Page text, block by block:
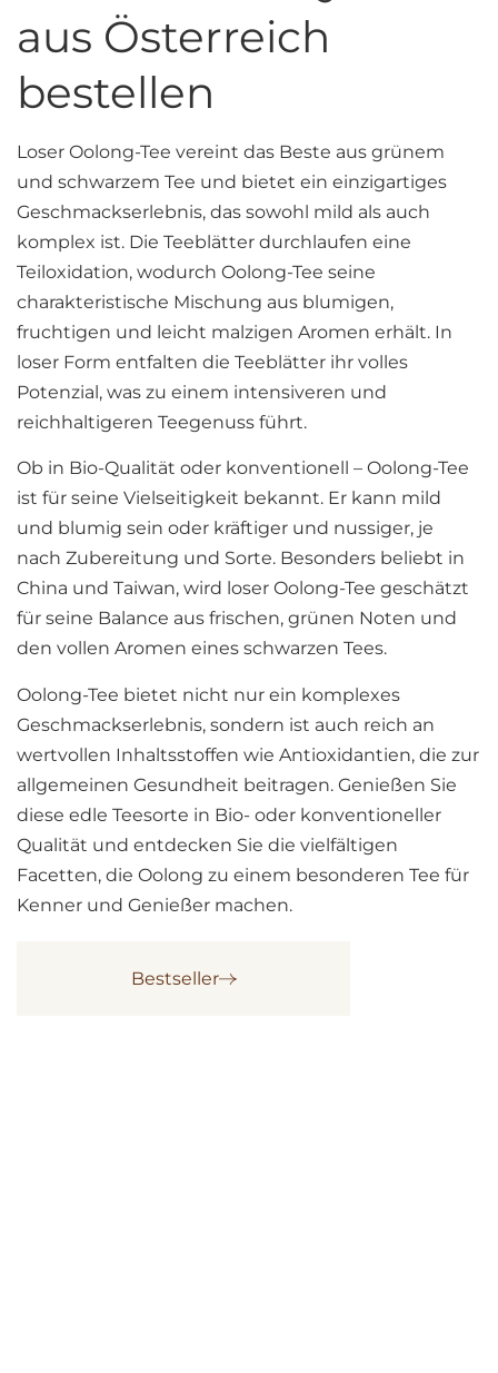
aus Österreich
bestellen
Loser Oolong-Tee vereint das Beste aus grünem
und schwarzem Tee und bietet ein einzigartiges
Geschmackserlebnis, das sowohl mild als auch
komplex ist. Die Teeblätter durchlaufen eine
Teiloxidation, wodurch Oolong-Tee seine
charakteristische Mischung aus blumigen,
fruchtigen und leicht malzigen Aromen erhält. In
loser Form entfalten die Teeblätter ihr volles
Potenzial, was zu einem intensiveren und
reichhaltigeren Teegenuss führt.
Ob in Bio-Qualität oder konventionell – Oolong-Tee
ist für seine Vielseitigkeit bekannt. Er kann mild
und blumig sein oder kräftiger und nussiger, je
nach Zubereitung und Sorte. Besonders beliebt in
China und Taiwan, wird loser Oolong-Tee geschätzt
für seine Balance aus frischen, grünen Noten und
den vollen Aromen eines schwarzen Tees.
Oolong-Tee bietet nicht nur ein komplexes
Geschmackserlebnis, sondern ist auch reich an
wertvollen Inhaltsstoffen wie Antioxidantien, die zur
allgemeinen Gesundheit beitragen. Genießen Sie
diese edle Teesorte in Bio- oder konventioneller
Qualität und entdecken Sie die vielfältigen
Facetten, die Oolong zu einem besonderen Tee für
Kenner und Genießer machen.
Bestseller